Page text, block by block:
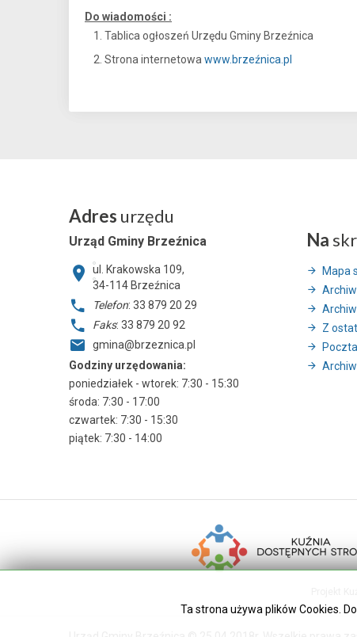
Do wiadomości :
Tablica ogłoszeń Urzędu Gminy Brzeźnica
Strona internetowa www.brzeźnica.pl
Adres urzędu
Urząd Gminy Brzeźnica
ul. Krakowska 109,
34-114 Brzeźnica
Telefon: 33 879 20 29
Faks: 33 879 20 92
gmina@brzeznica.pl
Godziny urzędowania:
poniedziałek - wtorek: 7:30 - 15:30
środa: 7:30 - 17:00
czwartek: 7:30 - 15:30
piątek: 7:30 - 14:00
Na
Mapa
Z
Projekt
Ta strona używa plików Cookies.